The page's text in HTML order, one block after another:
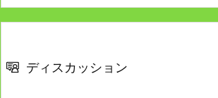
ディスカッション